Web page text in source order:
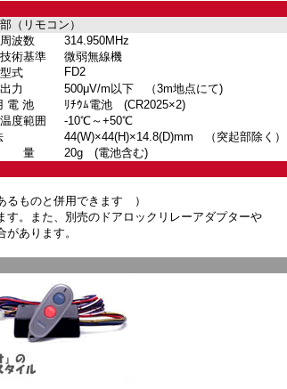
（リモコン）
波数
314.950MHz
術基準
微弱無線機
式
FD2
力
500μV/m以下 （3m地点にて)
電 池
ﾘﾁｳﾑ電池 (CR2025×2)
度範囲
-10℃～+50℃
44(W)×44(H)×14.8(D)mm
（突起部除く）
量
20g (電池含む)
るものと併用できます ）
。また、別売のドアロックリレーアダプターや
あります。